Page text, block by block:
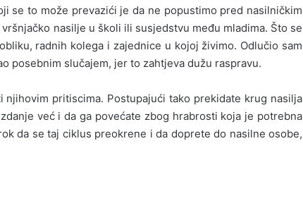
se to može prevazići je da ne popustimo pred nasilničkim
nasilje u školi ili susjedstvu među mladima. Što se
radnih kolega i zajednice u kojoj živimo. Odlučio sam
posebnim slučajem, jer to zahtjeva dužu raspravu.
pritiscima. Postupajući tako prekidate krug nasilja
već i da ga povećate zbog hrabrosti koja je potrebna
da se taj ciklus preokrene i da doprete do nasilne osobe,